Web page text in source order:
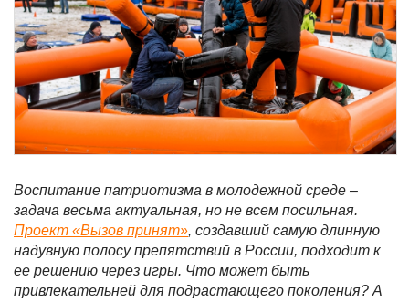
Воспитание патриотизма в молодежной среде –
задача весьма актуальная, но не всем посильная.
Проект «Вызов принят», создавший самую длинную
надувную полосу препятствий в России, подходит к
ее решению через игры. Что может быть
привлекательней для подрастающего поколения? А